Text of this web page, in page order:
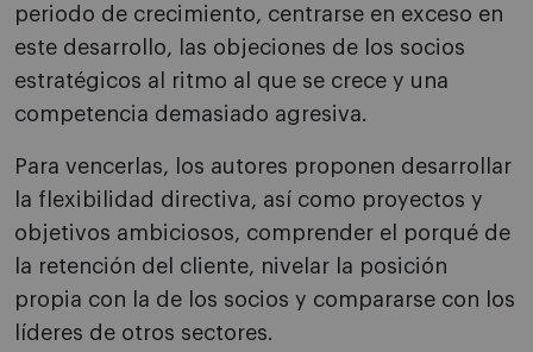
periodo de crecimiento, centrarse en exceso en
este desarrollo, las objeciones de los socios
estratégicos al ritmo al que se crece y una
competencia demasiado agresiva.
Para vencerlas, los autores proponen desarrollar
la flexibilidad directiva, así como proyectos y
objetivos ambiciosos, comprender el porqué de
la retención del cliente, nivelar la posición
propia con la de los socios y compararse con los
líderes de otros sectores.